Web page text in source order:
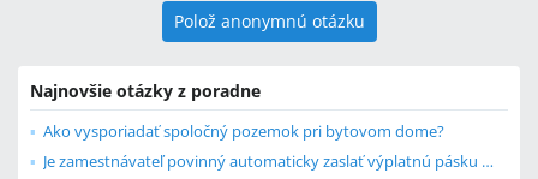
Polož anonymnú otázku
Najnovšie otázky z poradne
Ako vysporiadať spoločný pozemok pri bytovom dome?
Je zamestnávateľ povinný automaticky zaslať výplatnú pásku a zápočtový list?